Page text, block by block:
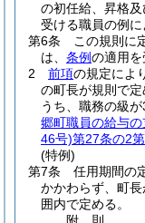
の初任給、昇格及
受ける職員の例に
第6条
この規則に
は、 条例の適用を
2
前項の規定によ
の町長が規則で定
うち、職務の級
郷町職員の給与の
46号)第27条の2
(特例)
第7条
任用期間の
かかわらず、町
囲内で定める。